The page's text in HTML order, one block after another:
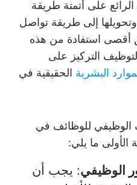
على أتمتة طريقة
إلى طريقة تواصل
أقصى استفادة من هذه
التركيز على
البشرية الحقيقية في
للوظائف في
الأولى ما يلي:
الوظيفي: يجب أن